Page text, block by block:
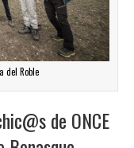
del Roble
de ONCE